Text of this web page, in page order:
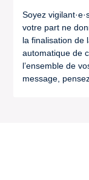
Soyez
votre part ne
la finalisation de
automatique de
l’ensemble de
message,